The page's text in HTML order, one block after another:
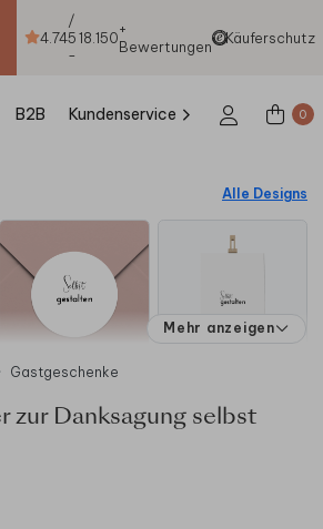
4.74
/
5
-
18.150+
Bewertungen
Käuferschutz
B2B Kundenservice 0
Alle Designs
Mehr anzeigen
Gastgeschenke
zur Danksagung selbst